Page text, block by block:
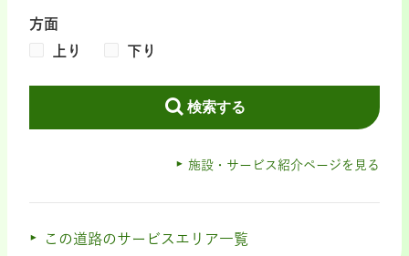
方面
上り
下り
検索する
施設・サービス紹介ページを見る
この道路のサービスエリア一覧